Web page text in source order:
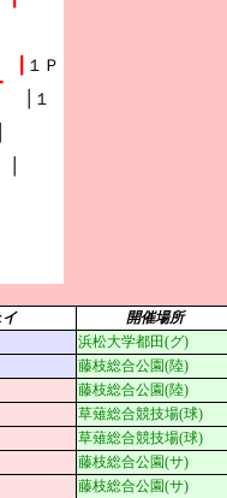
１Ｐ
│１
イ
開催場所
浜松大学都田(グ)
藤枝総合公園(陸)
藤枝総合公園(陸)
草薙総合競技場(球)
草薙総合競技場(球)
藤枝総合公園(サ)
藤枝総合公園(サ)